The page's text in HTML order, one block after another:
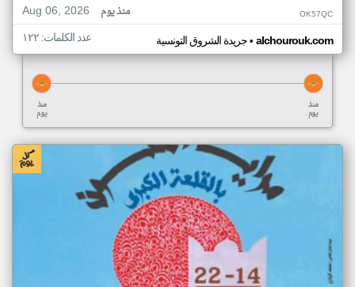
Aug 06, 2026
منذ يوم OK57QC
جريدة الشروق التونسية• alchourouk.com عدد الكلمات: ١٢٢
منذ
يوم
منذ
يوم